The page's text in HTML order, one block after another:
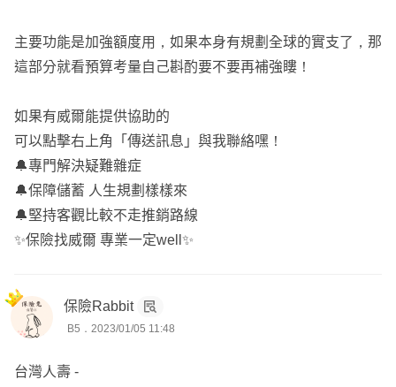
主要功能是加強額度用，如果本身有規劃全球的實支了，那
這部分就看預算考量自己斟酌要不要再補強瞜！
如果有威爾能提供協助的
可以點擊右上角「傳送訊息」與我聯絡嘿！
🔔專門解決疑難雜症
🔔保障儲蓄 人生規劃樣樣來
🔔堅持客觀比較不走推銷路線
✨保險找威爾 專業一定well✨
保險Rabbit
B5．2023/01/05 11:48
台灣人壽 -